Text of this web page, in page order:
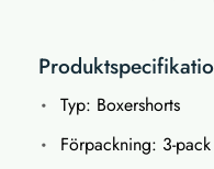
Typ: Boxershorts
Förpackning: 3-pack